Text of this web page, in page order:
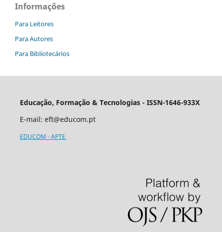
Informações
Para Leitores
Para Autores
Para Bibliotecários
Educação, Formação & Tecnologias - ISSN-1646-933X
E-mail: eft@educom.pt
EDUCOM - APTE